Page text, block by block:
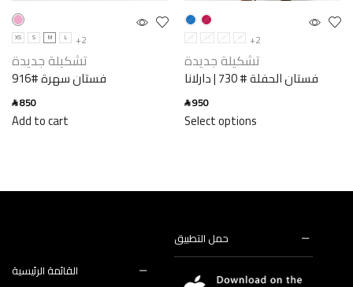
XS S M L +2
تشكيلة جديدة
فستان سهرة #916
SAR850
Add to cart
XS XXL S M +2
تشكيلة جديدة
فستان الحفلة # 730 | دارلانا
SAR950
Select options
القائمة الرئيسية
حمل التطبيق